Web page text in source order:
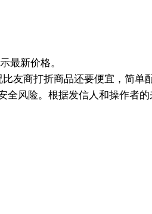
最新价格。
友商打折商品还要便宜，简单
风险。根据发信人和操作者